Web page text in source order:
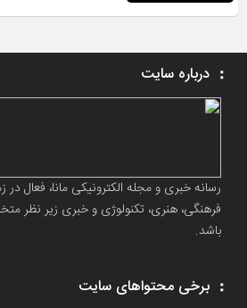
درباره سایت
رسانه خبری و مجله الکترونیکی مانا، فعال در
فرهنگی، هنری، تکنولوژی و خبری زیر نظر
باشد.
برخی محتواهای سایت